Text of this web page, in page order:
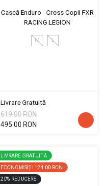
Cască Enduro - Cross Copii FXR
RACING LEGION
M L
Livrare Gratuită
619.00 RON
495.00 RON
LIVRARE GRATUITĂ
ECONOMISIȚI 124.00 RON
20% REDUCERE